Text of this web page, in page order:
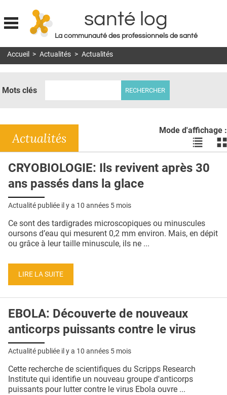
Jump to navigation
santé log
La communauté des professionnels de santé
MON COMPTE
DOSSIERS
RÉSEAUX
E-REVUE SAD
QUI SOMMES-NOUS ?
CONDITIONS GÉNÉRALES
CRÉDITS
Accueil > Actualités > Actualités
Mots clés
Mode d'affichage :
Voir
les
en
les
Actualités
CRYOBIOLOGIE: Ils revivent après 30
ans passés dans la glace
Actualité publiée il y a 10 années 5 mois
Ce sont des tardigrades microscopiques ou minuscules
oursons d’eau qui mesurent 0,2 mm environ. Mais, en dépit
ou grâce à leur taille minuscule, ils ne ...
LIRE LA SUITE
EBOLA: Découverte de nouveaux
anticorps puissants contre le virus
Actualité publiée il y a 10 années 5 mois
Cette recherche de scientifiques du Scripps Research
Institute qui identifie un nouveau groupe d'anticorps
puissants pour lutter contre le virus Ebola ouvre ...